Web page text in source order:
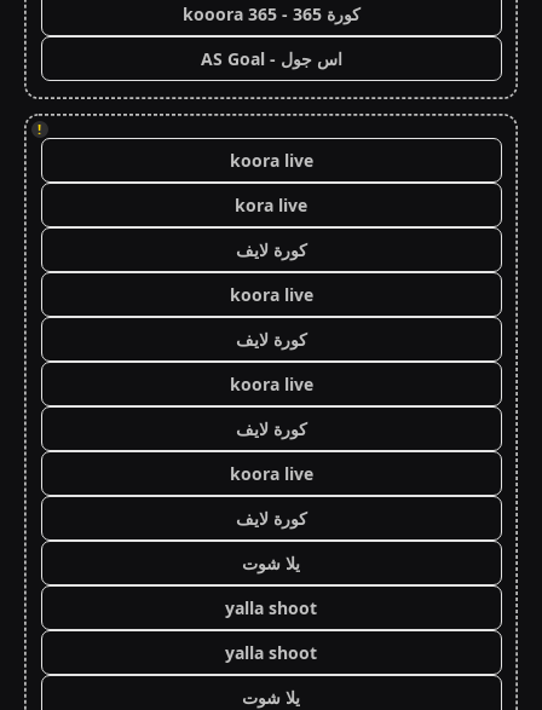
كورة 365 - kooora 365
اس جول - AS Goal
!
koora live
kora live
كورة لايف
koora live
كورة لايف
koora live
كورة لايف
koora live
كورة لايف
يلا شوت
yalla shoot
yalla shoot
يلا شوت